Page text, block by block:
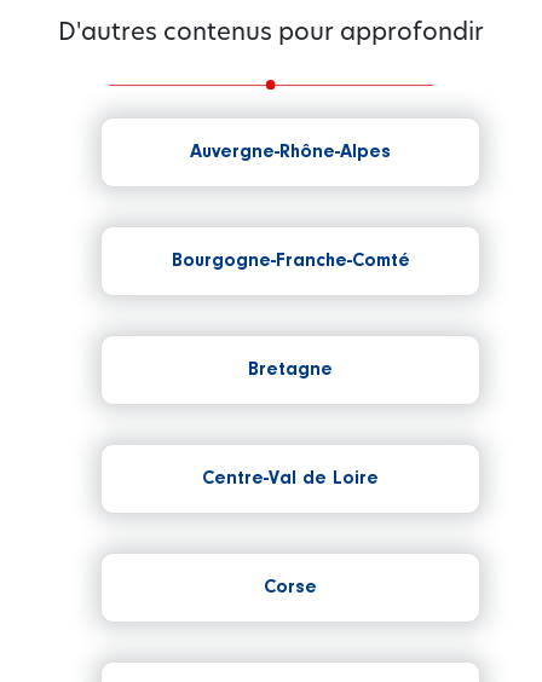
D'autres contenus pour approfondir
Auvergne-Rhône-Alpes
Bourgogne-Franche-Comté
Bretagne
Centre-Val de Loire
Corse